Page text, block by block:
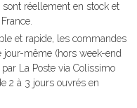
réellement en stock et
et rapide, les commandes
jour-même (hors week-end
La Poste via Colissimo
2 à 3 jours ouvrés en